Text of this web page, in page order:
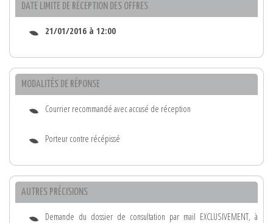
DATE LIMITE DE RÉCEPTION DES OFFRES
21/01/2016 à 12:00
MODALITÉS DE RÉPONSE
Courrier recommandé avec accusé de réception
Porteur contre récépissé
AUTRES PRÉCISIONS
Demande du dossier de consultation par mail EXCLUSIVEMENT, à